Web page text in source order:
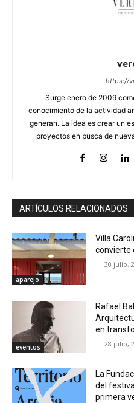
https://
Surge enero de 2009
conocimiento de la actividad
generan. La idea es crear un
proyectos en busca de
ARTÍCULOS RELACIONADOS
aparejo
Villa
convierte
30 julio,
eventos
Rafael
en
28 julio,
La
del
primera